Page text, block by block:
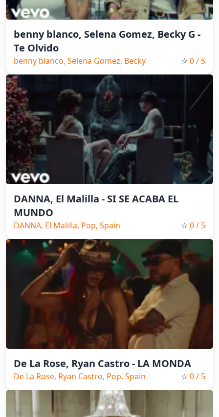
benny blanco, Selena Gomez, Becky G -
Te Olvido
benny blanco, Selena Gomez, Becky
G, Pop, Spain Music, 2026
☆ 0/ 5
DANNA, El Malilla - SI SE ACABA EL
MUNDO
DANNA, El Malilla, Pop, Spain
Music, 2026
☆ 0/ 5
De La Rose, Ryan Castro - LA MONDA
De La Rose, Ryan Castro, Pop, Spain
Music, 2026, Sexy
☆ 0/ 5